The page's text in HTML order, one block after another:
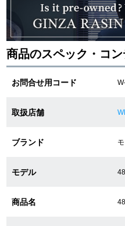
GINZA RASINのプレミアム
送料・お支払方法
ショッピングローンの流れ
商品のスペック・コ
お問合せ用コード
取扱店舗
ブランド
モデル
商品名